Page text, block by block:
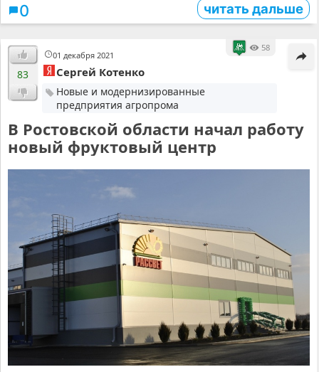
0 читать дальше
01 декабря 2021
58
83 Сергей Котенко
Новые и модернизированные
предприятия агропрома
В Ростовской области начал работу
новый фруктовый центр